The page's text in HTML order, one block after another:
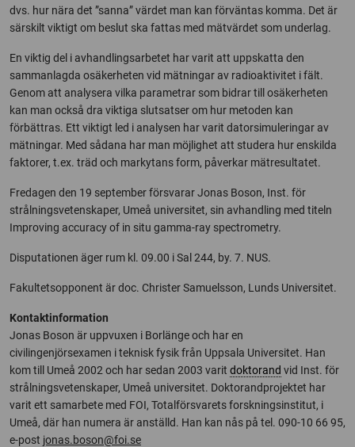
dvs. hur nära det ”sanna” värdet man kan förväntas komma. Det är
särskilt viktigt om beslut ska fattas med mätvärdet som underlag.
En viktig del i avhandlingsarbetet har varit att uppskatta den
sammanlagda osäkerheten vid mätningar av radioaktivitet i fält.
Genom att analysera vilka parametrar som bidrar till osäkerheten
kan man också dra viktiga slutsatser om hur metoden kan
förbättras. Ett viktigt led i analysen har varit datorsimuleringar av
mätningar. Med sådana har man möjlighet att studera hur enskilda
faktorer, t.ex. träd och markytans form, påverkar mätresultatet.
Fredagen den 19 september försvarar Jonas Boson, Inst. för
strålningsvetenskaper, Umeå universitet, sin avhandling med titeln
Improving accuracy of in situ gamma-ray spectrometry.
Disputationen äger rum kl. 09.00 i Sal 244, by. 7. NUS.
Fakultetsopponent är doc. Christer Samuelsson, Lunds Universitet.
Kontaktinformation
Jonas Boson är uppvuxen i Borlänge och har en
civilingenjörsexamen i teknisk fysik från Uppsala Universitet. Han
kom till Umeå 2002 och har sedan 2003 varit doktorand vid Inst. för
strålningsvetenskaper, Umeå universitet. Doktorandprojektet har
varit ett samarbete med FOI, Totalförsvarets forskningsinstitut, i
Umeå, där han numera är anställd. Han kan nås på tel. 090-10 66 95,
e-post jonas.boson@foi.se